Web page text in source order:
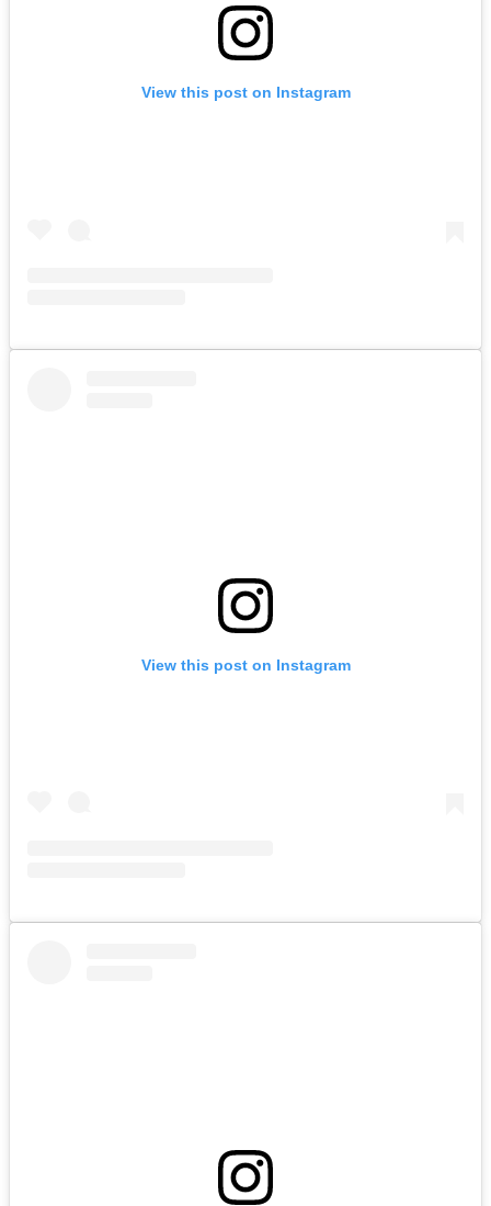
View this post on Instagram
View this post on Instagram